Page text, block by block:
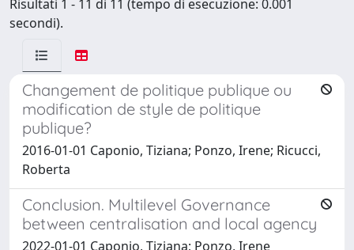
Risultati 1 - 11 di 11 (tempo di esecuzione: 0.001
secondi).
Changement de politique publique ou
modification de style de politique
publique?
2016-01-01 Caponio, Tiziana; Ponzo, Irene; Ricucci,
Roberta
Conclusion. Multilevel Governance
between centralisation and local agency
2022-01-01 Caponio, Tiziana; Ponzo, Irene